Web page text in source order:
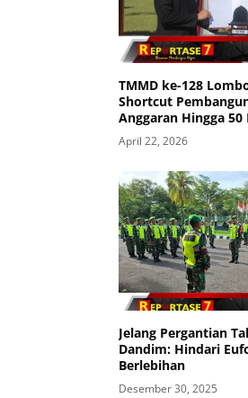
TMMD ke-128
Shortcut
Anggaran Hingga 50
April 22, 2026
Jelang Pergantian
Dandim: Hindari
Berlebihan
Desember 30, 2025